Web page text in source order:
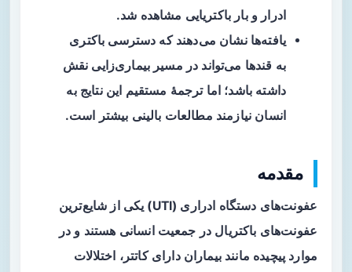
ادرار و بار باکتریایی مشاهده شد.
یافته‌ها نشان می‌دهند که دسترسی باکتری
به قندها می‌تواند در مسیر بیماری‌زایی نقش
داشته باشد؛ اما ترجمهٔ مستقیم این نتایج به
انسان نیازمند مطالعات بالینی بیشتر است.
مقدمه
عفونت‌های دستگاه ادراری (UTI) یکی از شایع‌ترین
عفونت‌های باکتریال در جمعیت انسانی هستند و در
موارد پیچیده مانند بیماران دارای کاتتر، اختلالات